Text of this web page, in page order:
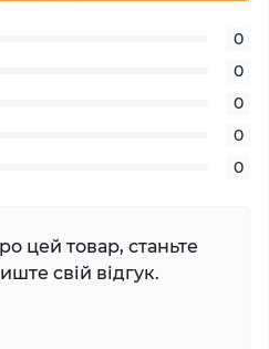
0
0
0
0
0
цей товар, станьте
свій відгук.